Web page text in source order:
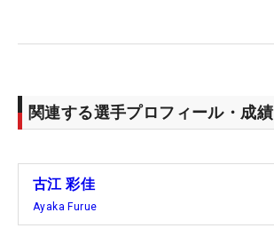
関連する選手プロフィール・成績
古江 彩佳
Ayaka Furue